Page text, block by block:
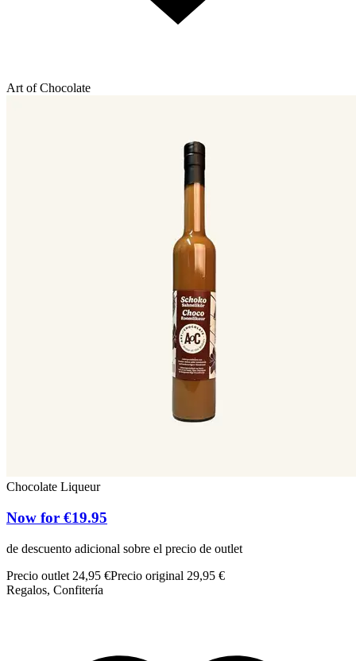
Art of Chocolate
Chocolate Liqueur
Now for €19.95
de descuento adicional sobre el precio de outlet
Precio outlet 24,95 €Precio original 29,95 €
Regalos, Confitería